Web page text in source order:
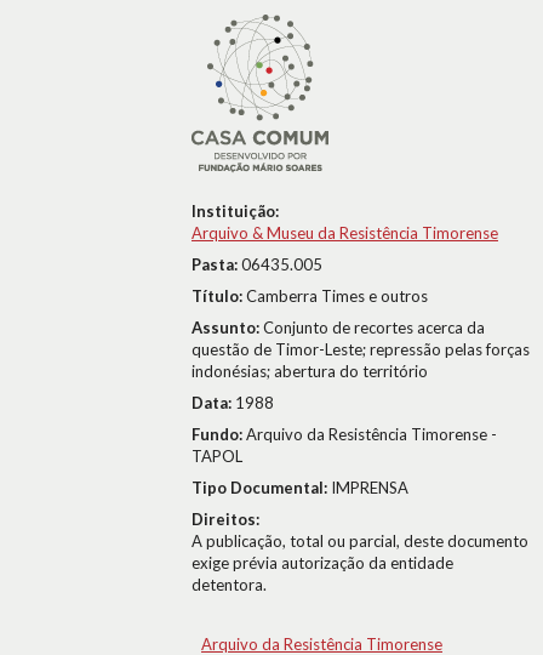
Instituição:
Arquivo & Museu da Resistência Timorense
Pasta:06435.005
Título:Camberra Times e outros
Assunto:Conjunto de recortes acerca da
questão de Timor-Leste; repressão pelas forças
indonésias; abertura do território
Data: 1988
Fundo:Arquivo da Resistência Timorense -
TAPOL
Tipo Documental: IMPRENSA
Direitos:
A publicação, total ou parcial, deste documento
exige prévia autorização da entidade
detentora.
Arquivo da Resistência Timorense